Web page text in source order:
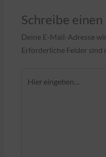
Schreibe
Deine E-Mail-Adresse
Erforderliche Felder sind
eingeben…